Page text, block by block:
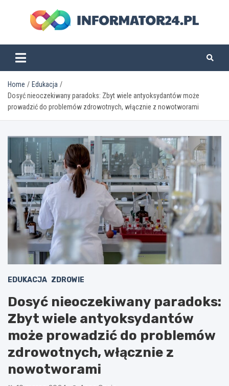
informator24.pl
Home
Edukacja
Dosyć nieoczekiwany paradoks: Zbyt wiele antyoksydantów może
prowadzić do problemów zdrowotnych, włącznie z nowotworami
EDUKACJA ZDROWIE
Dosyć nieoczekiwany paradoks:
Zbyt wiele antyoksydantów
może prowadzić do problemów
zdrowotnych, włącznie z
nowotworami